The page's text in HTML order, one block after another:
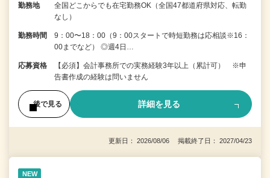
勤務地
全国どこからでも在宅勤務OK（全国47都道府県対応、転勤
なし）
勤務時間
9：00〜18：00（9：00スタートで時短勤務は応相談※16：
00までなど） ◎週4日…
応募資格
【必須】会計事務所での実務経験3年以上（累計可） ※申
告書作成の経験は問いません
後で見る 詳細を見る
更新日： 2026/08/06 掲載終了日： 2027/04/23
NEW